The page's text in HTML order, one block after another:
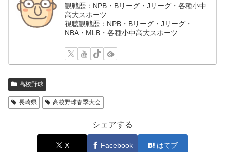
観戦歴：NPB・Bリーグ・Jリーグ・各種小中
高大スポーツ
視聴観戦歴：NPB・Bリーグ・Jリーグ・
NBA・MLB・各種小中高大スポーツ
高校野球
長崎県 高校野球春季大会
シェアする
X Facebook はてブ